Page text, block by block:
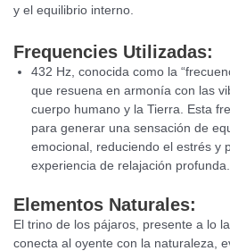
y el equilibrio interno.
Frequencies Utilizadas:
432 Hz, conocida como la
que resuena en armonía con las
cuerpo humano y la Tierra. Esta
para generar una sensación de
emocional, reduciendo el estrés y
experiencia de relajación profunda.
Elementos Naturales:
El trino de los pájaros, presente a lo
conecta al oyente con la naturaleza,